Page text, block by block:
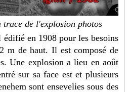
trace de l'explosion photos
en 1908 pour les besoins
m de haut. Il est composé de
Une explosion a lieu en août
sur sa face est et plusieurs
sont ensevelies sous des